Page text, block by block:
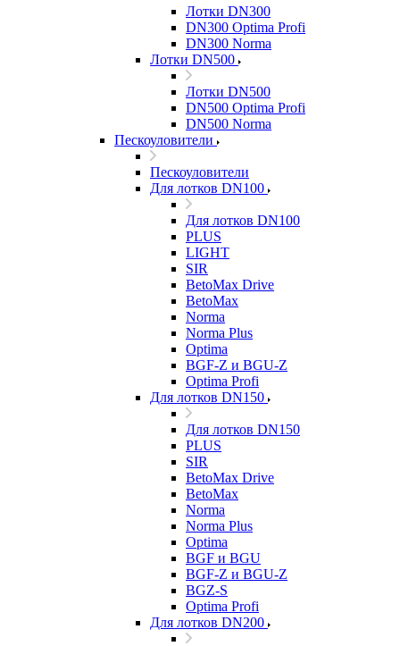
Лотки DN300
DN300 Optima Profi
DN300 Norma
Лотки DN500
Лотки DN500
DN500 Optima Profi
DN500 Norma
Пескоуловители
Пескоуловители
Для лотков DN100
Для лотков DN100
PLUS
LIGHT
SIR
BetoMax Drive
BetoMax
Norma
Norma Plus
Optima
BGF-Z и BGU-Z
Optima Profi
Для лотков DN150
Для лотков DN150
PLUS
SIR
BetoMax Drive
BetoMax
Norma
Norma Plus
Optima
BGF и BGU
BGF-Z и BGU-Z
BGZ-S
Optima Profi
Для лотков DN200